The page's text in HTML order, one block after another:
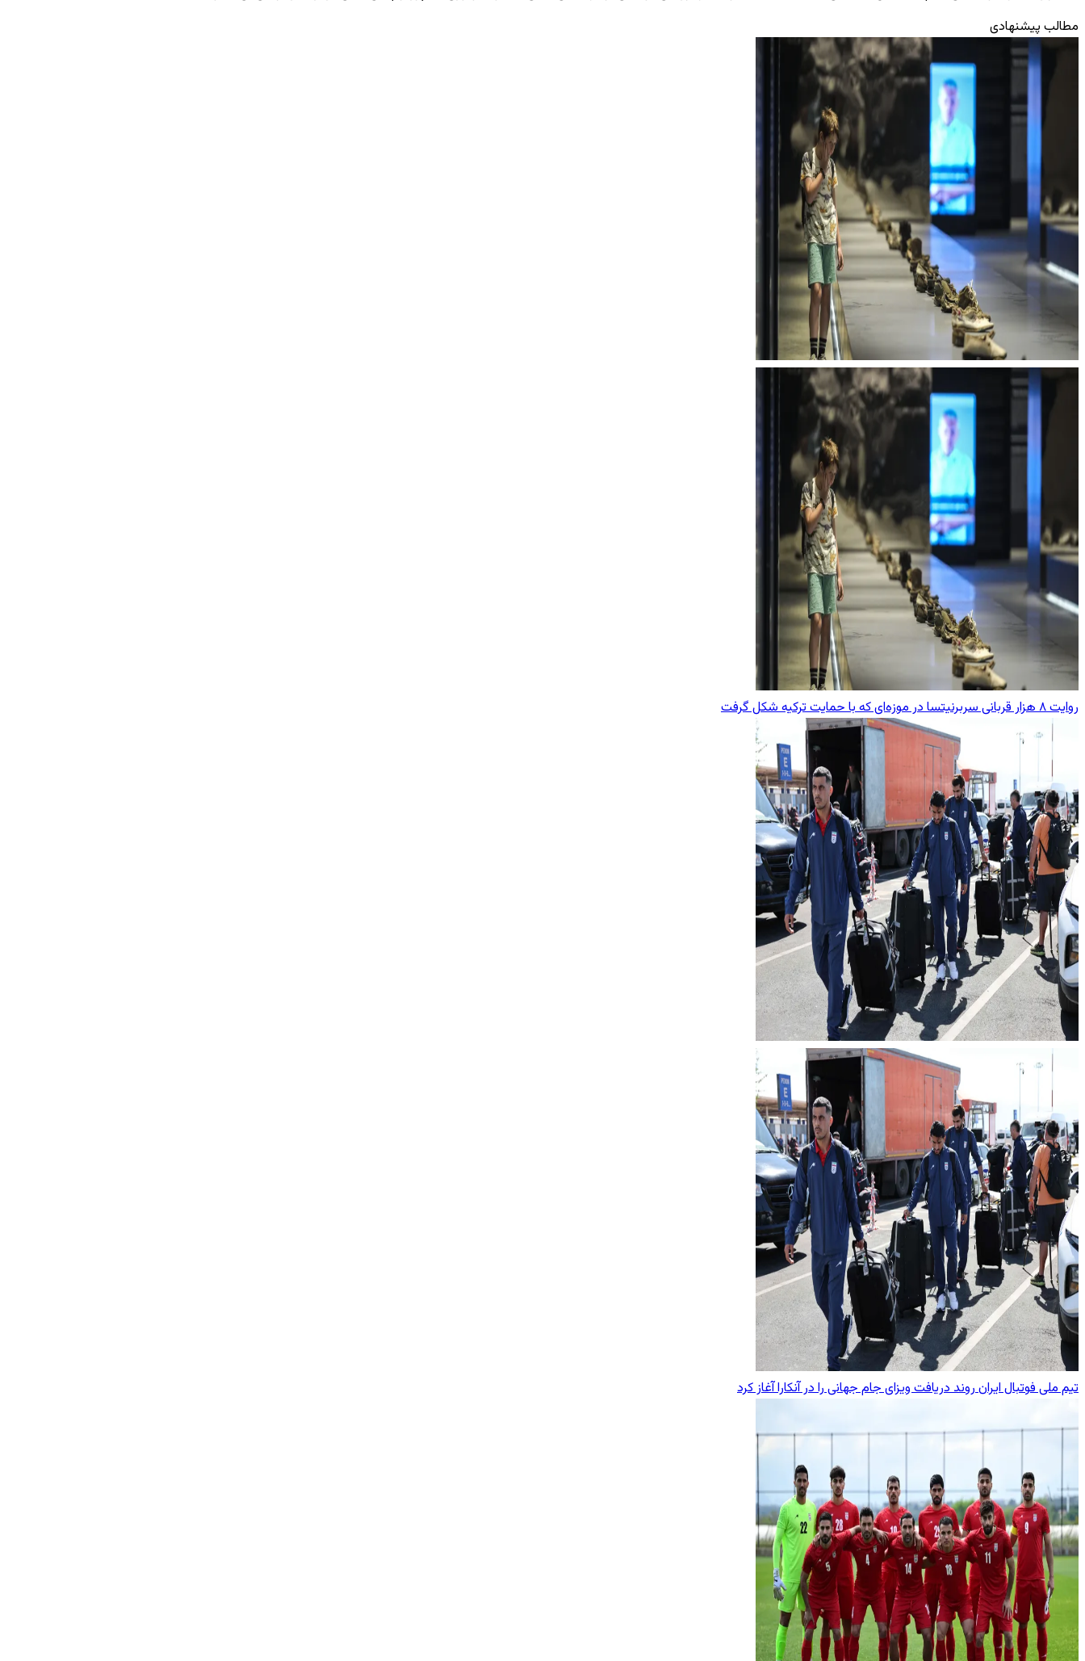
مطالب پیشنهادی
روایت ۸ هزار قربانی سربرنیتسا در موزه‌ای که با حمایت ترکیه شکل گرفت
تیم ملی فوتبال ایران روند دریافت ویزای جام جهانی را در آنکارا آغاز کرد